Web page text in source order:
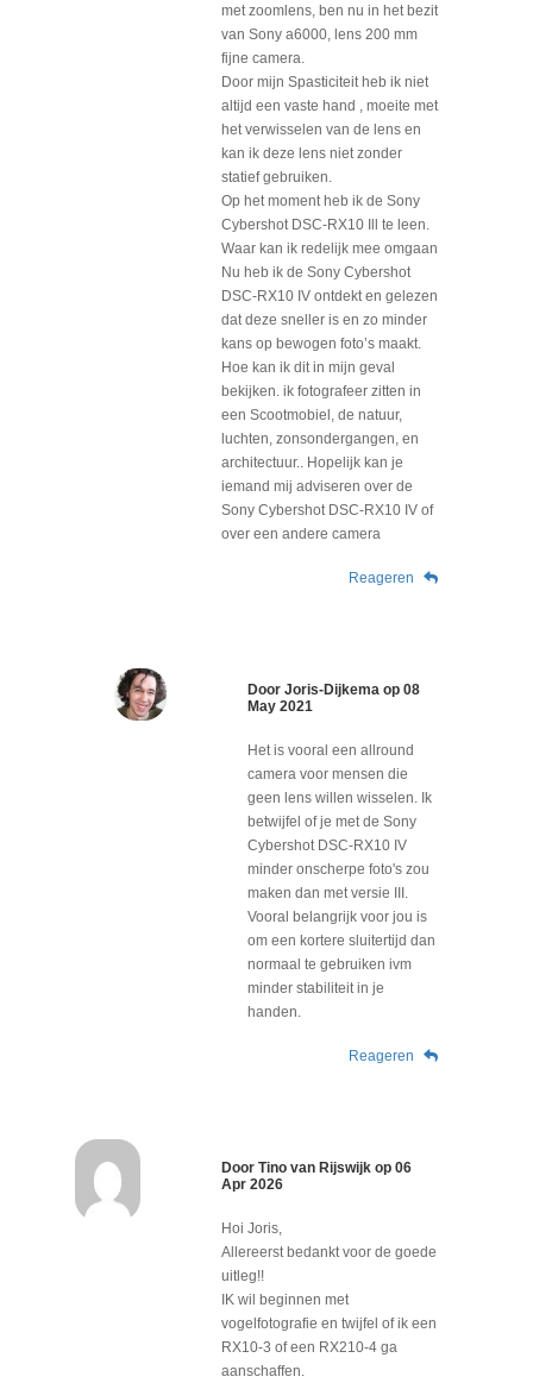
met zoomlens, ben nu in het bezit
van Sony a6000, lens 200 mm
fijne camera.
Door mijn Spasticiteit heb ik niet
altijd een vaste hand , moeite met
het verwisselen van de lens en
kan ik deze lens niet zonder
statief gebruiken.
Op het moment heb ik de Sony
Cybershot DSC-RX10 Ill te leen.
Waar kan ik redelijk mee omgaan
Nu heb ik de Sony Cybershot
DSC-RX10 IV ontdekt en gelezen
dat deze sneller is en zo minder
kans op bewogen foto’s maakt.
Hoe kan ik dit in mijn geval
bekijken. ik fotografeer zitten in
een Scootmobiel, de natuur,
luchten, zonsondergangen, en
architectuur.. Hopelijk kan je
iemand mij adviseren over de
Sony Cybershot DSC-RX10 IV of
over een andere camera
Reageren
Door Joris-Dijkema op08
May 2021
Het is vooral een allround
camera voor mensen die
geen lens willen wisselen. Ik
betwijfel of je met de Sony
Cybershot DSC-RX10 IV
minder onscherpe foto's zou
maken dan met versie III.
Vooral belangrijk voor jou is
om een kortere sluitertijd dan
normaal te gebruiken ivm
minder stabiliteit in je
handen.
Reageren
DoorTino van Rijswijkop 06
Apr 2026
Hoi Joris,
Allereerst bedankt voor de goede
uitleg!!
IK wil beginnen met
vogelfotografie en twijfel of ik een
RX10-3 of een RX210-4 ga
aanschaffen.